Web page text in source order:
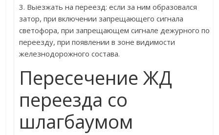
3. Выезжать на переезд: если за ним образовался
затор, при включении запрещающего сигнала
светофора, при запрещающем сигнале дежурного по
переезду, при появлении в зоне видимости
железнодорожного состава.
Пересечение ЖД
переезда со
шлагбаумом